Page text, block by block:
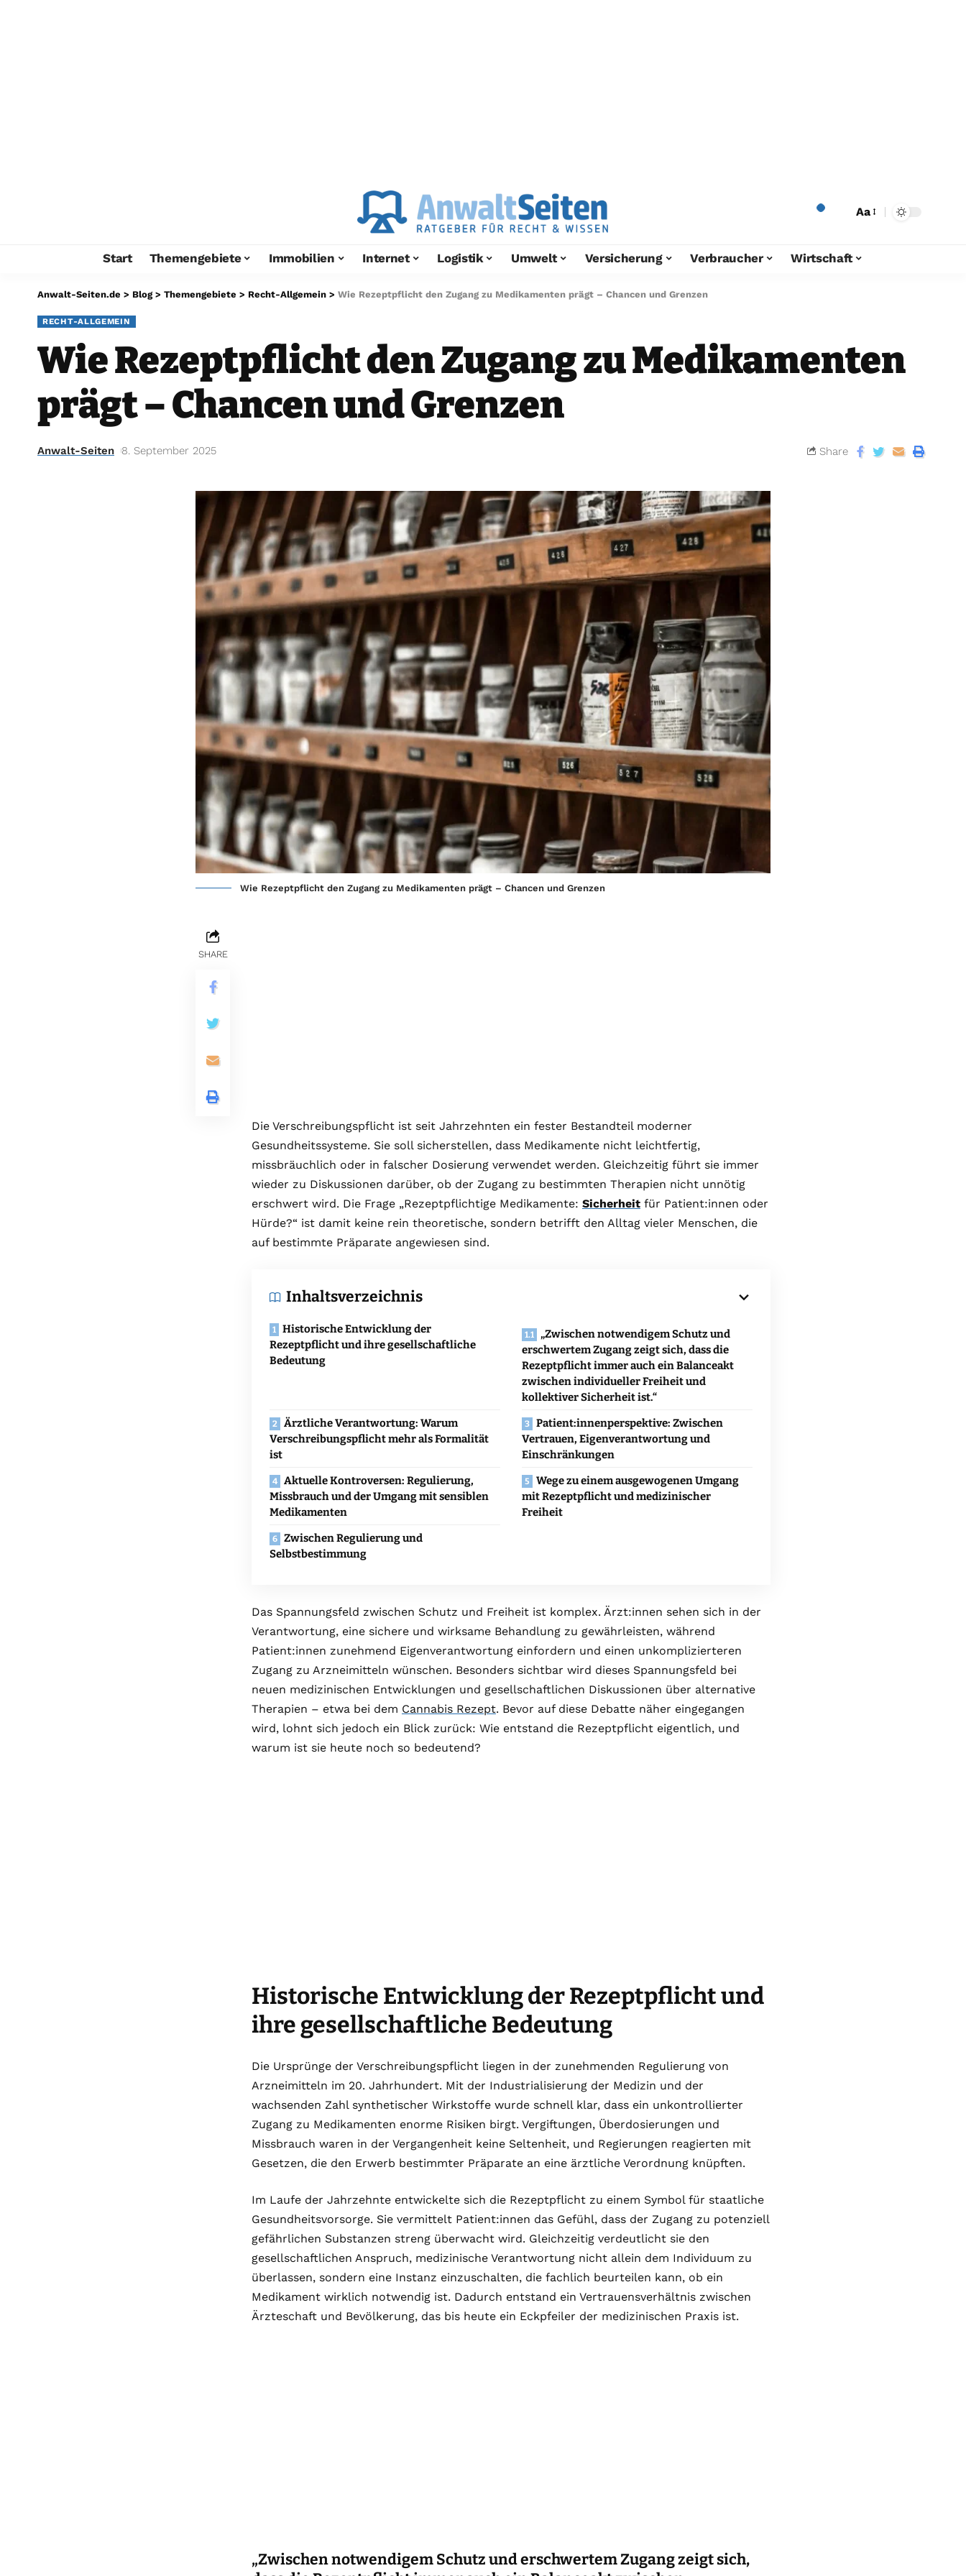
Aa
Start Themengebiete Immobilien Internet Logistik Umwelt Versicherung Verbraucher Wirtschaft
Anwalt-Seiten.de > Blog> Themengebiete > Recht-Allgemein > Wie Rezeptpflicht den Zugang zu Medikamenten prägt – Chancen und Grenzen
RECHT-ALLGEMEIN
Wie Rezeptpflicht den Zugang zu Medikamenten
prägt – Chancen und Grenzen
Anwalt-Seiten 8. September 2025 Share
Wie Rezeptpflicht den Zugang zu Medikamenten prägt – Chancen und Grenzen
SHARE
Die Verschreibungspflicht ist seit Jahrzehnten ein fester Bestandteil moderner
Gesundheitssysteme. Sie soll sicherstellen, dass Medikamente nicht leichtfertig,
missbräuchlich oder in falscher Dosierung verwendet werden. Gleichzeitig führt sie immer
wieder zu Diskussionen darüber, ob der Zugang zu bestimmten Therapien nicht unnötig
erschwert wird. Die Frage „Rezeptpflichtige Medikamente: Sicherheit für Patient:innen oder
Hürde?“ ist damit keine rein theoretische, sondern betrifft den Alltag vieler Menschen, die
auf bestimmte Präparate angewiesen sind.
Inhaltsverzeichnis
Historische Entwicklung der
Rezeptpflicht und ihre gesellschaftliche
Bedeutung
„Zwischen notwendigem Schutz und
erschwertem Zugang zeigt sich, dass die
Rezeptpflicht immer auch ein Balanceakt
zwischen individueller Freiheit und
kollektiver Sicherheit ist.“
Ärztliche Verantwortung: Warum
Verschreibungspflicht mehr als Formalität
ist
Patient:innenperspektive: Zwischen
Vertrauen, Eigenverantwortung und
Einschränkungen
Aktuelle Kontroversen: Regulierung,
Missbrauch und der Umgang mit sensiblen
Medikamenten
Wege zu einem ausgewogenen Umgang
mit Rezeptpflicht und medizinischer
Freiheit
Zwischen Regulierung und
Selbstbestimmung
Das Spannungsfeld zwischen Schutz und Freiheit ist komplex. Ärzt:innen sehen sich in der
Verantwortung, eine sichere und wirksame Behandlung zu gewährleisten, während
Patient:innen zunehmend Eigenverantwortung einfordern und einen unkomplizierteren
Zugang zu Arzneimitteln wünschen. Besonders sichtbar wird dieses Spannungsfeld bei
neuen medizinischen Entwicklungen und gesellschaftlichen Diskussionen über alternative
Therapien – etwa bei dem Cannabis Rezept. Bevor auf diese Debatte näher eingegangen
wird, lohnt sich jedoch ein Blick zurück: Wie entstand die Rezeptpflicht eigentlich, und
warum ist sie heute noch so bedeutend?
Historische Entwicklung der Rezeptpflicht und
ihre gesellschaftliche Bedeutung
Die Ursprünge der Verschreibungspflicht liegen in der zunehmenden Regulierung von
Arzneimitteln im 20. Jahrhundert. Mit der Industrialisierung der Medizin und der
wachsenden Zahl synthetischer Wirkstoffe wurde schnell klar, dass ein unkontrollierter
Zugang zu Medikamenten enorme Risiken birgt. Vergiftungen, Überdosierungen und
Missbrauch waren in der Vergangenheit keine Seltenheit, und Regierungen reagierten mit
Gesetzen, die den Erwerb bestimmter Präparate an eine ärztliche Verordnung knüpften.
Im Laufe der Jahrzehnte entwickelte sich die Rezeptpflicht zu einem Symbol für staatliche
Gesundheitsvorsorge. Sie vermittelt Patient:innen das Gefühl, dass der Zugang zu potenziell
gefährlichen Substanzen streng überwacht wird. Gleichzeitig verdeutlicht sie den
gesellschaftlichen Anspruch, medizinische Verantwortung nicht allein dem Individuum zu
überlassen, sondern eine Instanz einzuschalten, die fachlich beurteilen kann, ob ein
Medikament wirklich notwendig ist. Dadurch entstand ein Vertrauensverhältnis zwischen
Ärzteschaft und Bevölkerung, das bis heute ein Eckpfeiler der medizinischen Praxis ist.
„Zwischen notwendigem Schutz und erschwertem Zugang zeigt sich,